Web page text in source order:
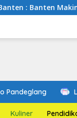
Cakap
Pandeglang
Kuliner